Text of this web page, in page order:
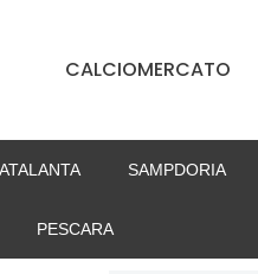
CALCIOMERCATO
SAMPDORIA
PESCARA